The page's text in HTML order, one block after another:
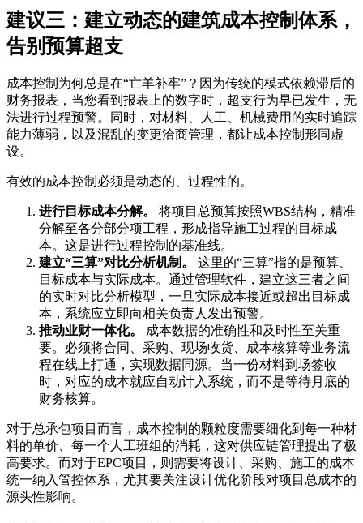
建议三：建立动态的建筑成本控制体系，
告别预算超支
成本控制为何总是在“亡羊补牢”？因为传统的模式依赖滞后的
财务报表，当您看到报表上的数字时，超支行为早已发生，无
法进行过程预警。同时，对材料、人工、机械费用的实时追踪
能力薄弱，以及混乱的变更洽商管理，都让成本控制形同虚
设。
有效的成本控制必须是动态的、过程性的。
进行目标成本分解。
将项目总预算按照WBS结构，精准
分解至各分部分项工程，形成指导施工过程的目标成
本。这是进行过程控制的基准线。
建立“三算”对比分析机制。
这里的“三算”指的是预算、
目标成本与实际成本。通过管理软件，建立这三者之间
的实时对比分析模型，一旦实际成本接近或超出目标成
本，系统应立即向相关负责人发出预警。
推动业财一体化。
成本数据的准确性和及时性至关重
要。必须将合同、采购、现场收货、成本核算等业务流
程在线上打通，实现数据同源。当一份材料到场签收
时，对应的成本就应自动计入系统，而不是等待月底的
财务核算。
对于总承包项目而言，成本控制的颗粒度需要细化到每一种材
料的单价、每一个人工班组的消耗，这对供应链管理提出了极
高要求。而对于EPC项目，则需要将设计、采购、施工的成本
统一纳入管控体系，尤其要关注设计优化阶段对项目总成本的
源头性影响。